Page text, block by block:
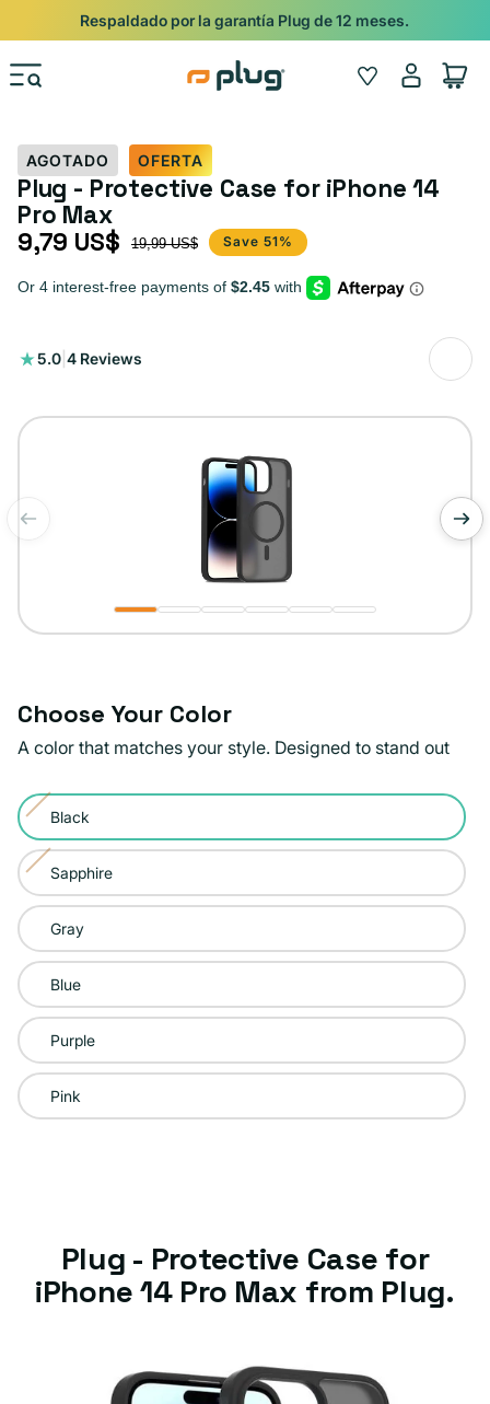
Ir al contenido
Pide con Entrega Nocturna para recibir antes del 24/12.
Wishlist
Iniciar
sesión
Carrito
AGOTADO OFERTA
Plug - Protective Case for iPhone 14
Pro Max
Precio de oferta
9,79 US$
Precio habitual19,99 US$ Save 51%
5.0 4 Reviews
4
Choose Your Color
A color that matches your style. Designed to stand out
Color:
BlackBlack
Variante
agotada
o
no
disponible
Sapphire
Variante
agotada
o
no
disponible
Gray
Blue
Purple
Pink
Plug - Protective Case for
iPhone 14 Pro Max from Plug.